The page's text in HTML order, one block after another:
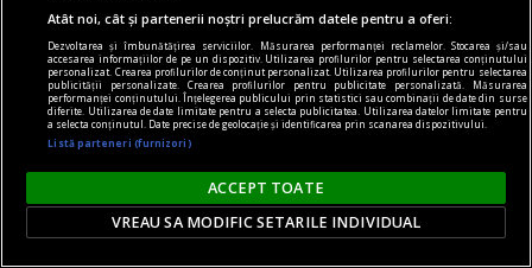
Avram Iancu – 200
Și totuși, posteritatea lui este impresionantă și
Atât noi, cât și partenerii noștri prelucrăm datele pentru a oferi:
Dezvoltarea și îmbunătățirea serviciilor. Măsurarea performanței reclamelor. Stocarea și/sau
accesarea informațiilor de pe un dispozitiv. Utilizarea profilurilor pentru selectarea conținutului
personalizat. Crearea profilurilor de conținut personalizat. Utilizarea profilurilor pentru selectarea
publicității personalizate. Crearea profilurilor pentru publicitate personalizată. Măsurarea
performanței conținutului. Înțelegerea publicului prin statistici sau combinații de date din surse
diferite. Utilizarea de date limitate pentru a selecta publicitatea. Utilizarea datelor limitate pentru
a selecta conținutul. Date precise de geolocație și identificarea prin scanarea dispozitivului.
Listă parteneri (furnizori)
ACCEPT TOATE
VREAU SA MODIFIC SETARILE INDIVIDUAL